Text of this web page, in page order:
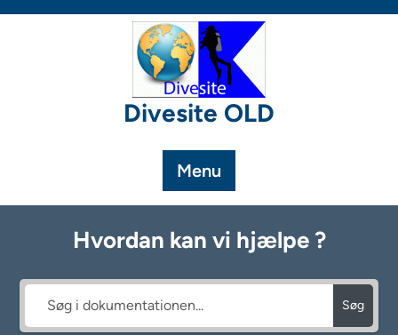
Divesite OLD
Menu
Hvordan kan vi hjælpe ?
Søg